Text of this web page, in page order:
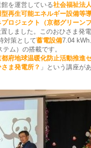
を運営している社会福祉法
再生可能エネルギー設備等
ロジェクト（京都グリーン
置しました。このおひさま発
対策として蓄電設備7.04 kWh
ム）の搭載です。
都府地球温暖化防止活動推進
ま発電所？ 」という講座が